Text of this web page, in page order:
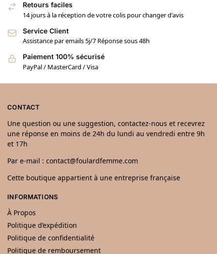
Retours faciles
14 jours à la réception de votre colis pour changer d'avis
Service Client
Assistance par emails 5j/7 Réponse sous 48h
Paiement 100% sécurisé
PayPal / MasterCard / Visa
CONTACT
Une question ou une suggestion, contactez-nous et recevrez
une réponse en moins de 24h du lundi au vendredi entre 9h
et 17h
Par e-mail : contact@foulardfemme.com
Cette boutique appartient à une entreprise française
INFORMATIONS
À Propos
Politique d’expédition
Politique de confidentialité
Politique de remboursement